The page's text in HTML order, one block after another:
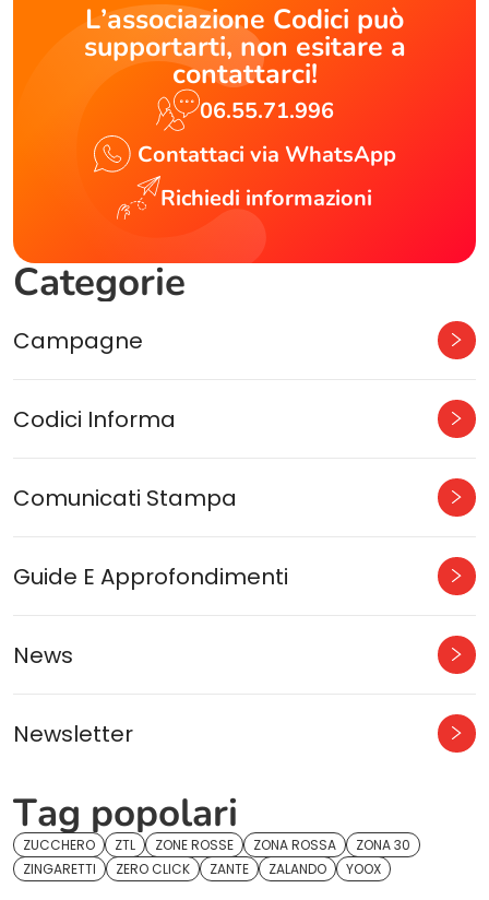
L’associazione Codici può
supportarti, non esitare a
contattarci!
06.55.71.996
Contattaci via WhatsApp
Richiedi informazioni
Categorie
Campagne
Codici Informa
Comunicati Stampa
Guide E Approfondimenti
News
Newsletter
Tag popolari
ZUCCHERO ZTL ZONE ROSSE ZONA ROSSA
ZONA 30
ZINGARETTI
ZERO CLICK ZANTE ZALANDO YOOX